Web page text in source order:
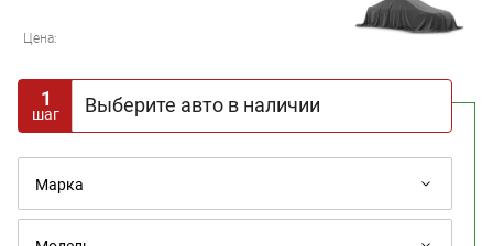
1
шаг Выберите авто в наличии
Цена: